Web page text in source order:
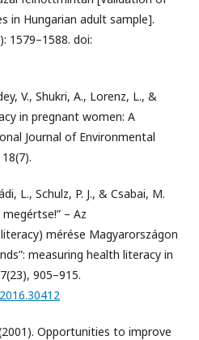
in Hungarian adult sample].
1579–1588. doi:
V., Shukri, A., Lorenz, L., &
in pregnant women: A
Journal of Environmental
L., Schulz, P. J., & Csabai, M.
– Az
mérése Magyarországon
measuring health literacy in
905–915.
Opportunities to improve